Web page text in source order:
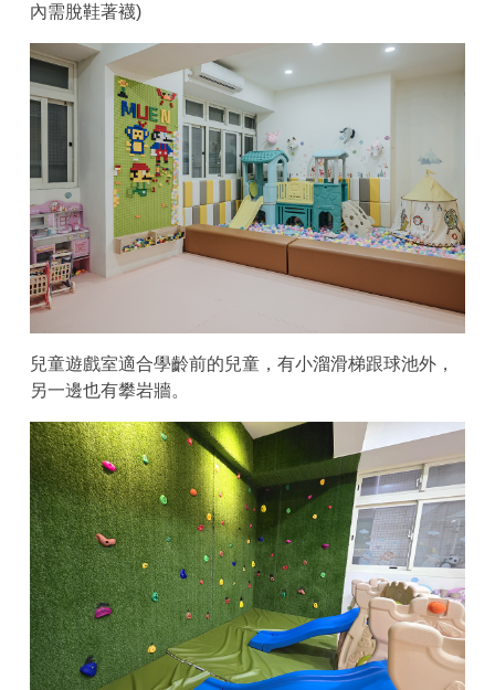
內需脫鞋著襪)
兒童遊戲室適合學齡前的兒童，有小溜滑梯跟球池外，
另一邊也有攀岩牆。